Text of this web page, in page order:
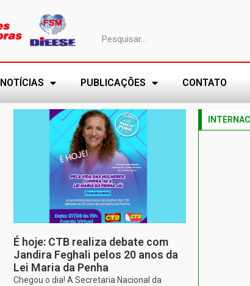
NOTÍCIAS PUBLICAÇÕES CONTATO
É hoje: CTB realiza debate com
Jandira Feghali pelos 20 anos da
Lei Maria da Penha
Chegou o dia! A Secretaria Nacional da